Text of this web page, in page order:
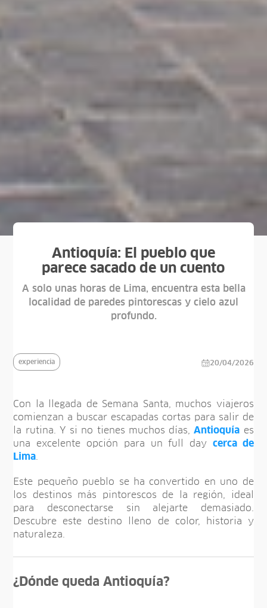
Antioquía: El pueblo que
parece sacado de un cuento
A solo unas horas de Lima, encuentra esta bella
localidad de paredes pintorescas y cielo azul
profundo.
experiencia 20/04/2026
Con la llegada de Semana Santa, muchos viajeros
comienzan a buscar escapadas cortas para salir de
la rutina. Y si no tienes muchos días,Antioquía es
una excelente opción para un full day cerca de
Lima
Este pequeño pueblo se ha convertido en uno de
los destinos más pintorescos de la región, ideal
para desconectarse sin alejarte demasiado.
Descubre este destino lleno de color, historia y
naturaleza.
¿Dónde queda Antioquía?